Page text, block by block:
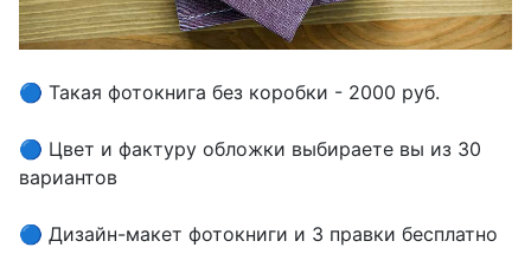
🔵 Такая фотокнига без коробки - 2000 руб.
🔵 Цвет и фактуру обложки выбираете вы из 30
вариантов
🔵 Дизайн-макет фотокниги и 3 правки бесплатно